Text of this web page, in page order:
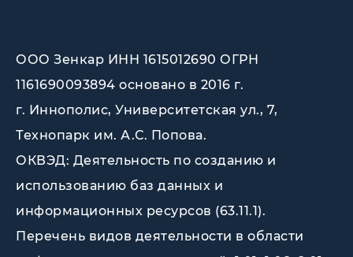
ООО Зенкар ИНН 1615012690 ОГРН
1161690093894 основано в 2016 г.
г. Иннополис, Университетская ул., 7,
Технопарк им. А.С. Попова.
ОКВЭД: Деятельность по созданию и
использованию баз данных и
информационных ресурсов (63.11.1).
Перечень видов деятельности в области